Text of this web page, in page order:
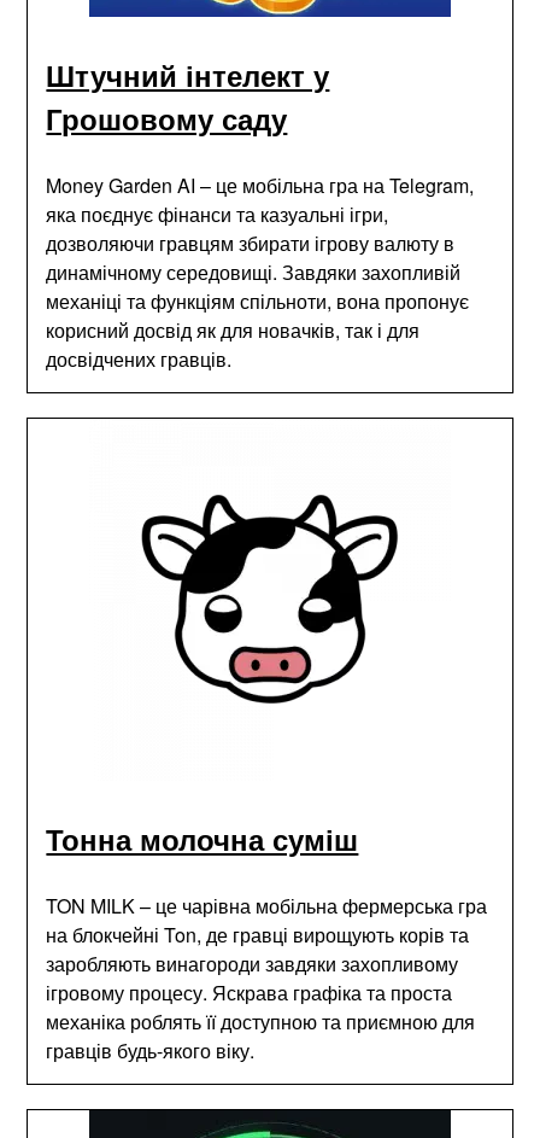
Штучний інтелект у
Грошовому саду
Money Garden AI – це мобільна гра на Telegram,
яка поєднує фінанси та казуальні ігри,
дозволяючи гравцям збирати ігрову валюту в
динамічному середовищі. Завдяки захопливій
механіці та функціям спільноти, вона пропонує
корисний досвід як для новачків, так і для
досвідчених гравців.
Тонна молочна суміш
TON MILK – це чарівна мобільна фермерська гра
на блокчейні Ton, де гравці вирощують корів та
заробляють винагороди завдяки захопливому
ігровому процесу. Яскрава графіка та проста
механіка роблять її доступною та приємною для
гравців будь-якого віку.